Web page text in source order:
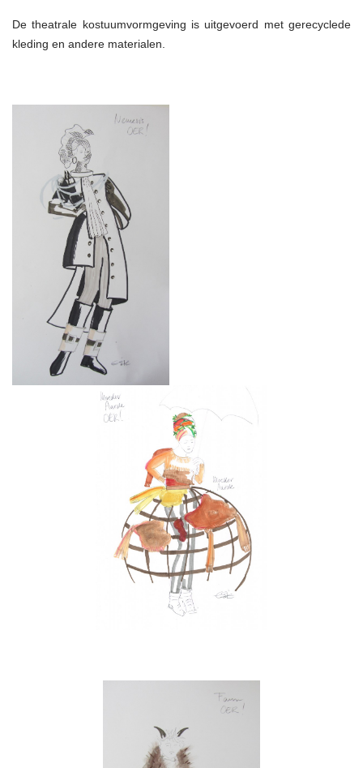
De theatrale kostuumvormgeving is uitgevoerd met gerecyclede
kleding en andere materialen.